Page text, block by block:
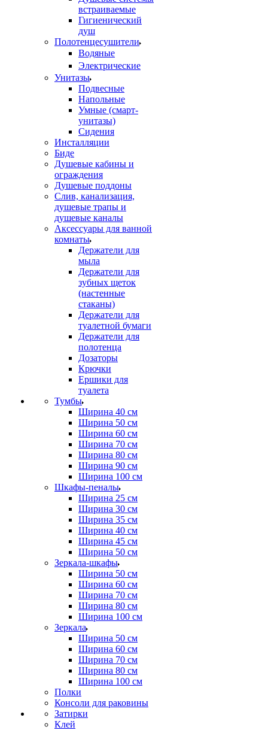
встраиваемые
Гигиенический
душ
Полотенцесушители
ㅤВодяные
ㅤЭлектрические
Унитазы
Подвесные
Напольные
Умные (смарт-
унитазы)
Сидения
Инсталляции
Биде
Душевые кабины и
ограждения
Душевые поддоны
Слив, канализация,
душевые трапы и
душевые каналы
Аксессуары для ванной
комнаты
Держатели для
мыла
Держатели для
зубных щеток
(настенные
стаканы)
Держатели для
туалетной бумаги
Держатели для
полотенца
Дозаторы
Крючки
Ершики для
туалета
Тумбы
Ширина 40 см
Ширина 50 см
Ширина 60 см
Ширина 70 см
Ширина 80 см
Ширина 90 см
Ширина 100 см
Шкафы-пеналы
Ширина 25 см
Ширина 30 см
Ширина 35 см
Ширина 40 см
Ширина 45 см
Ширина 50 см
Зеркала-шкафы
Ширина 50 см
Ширина 60 см
Ширина 70 см
Ширина 80 см
Ширина 100 см
Зеркала
Ширина 50 см
Ширина 60 см
Ширина 70 см
Ширина 80 см
Ширина 100 см
Полки
Консоли для раковины
Затирки
Клей